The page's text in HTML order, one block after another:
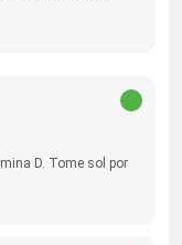
D. Tome sol por